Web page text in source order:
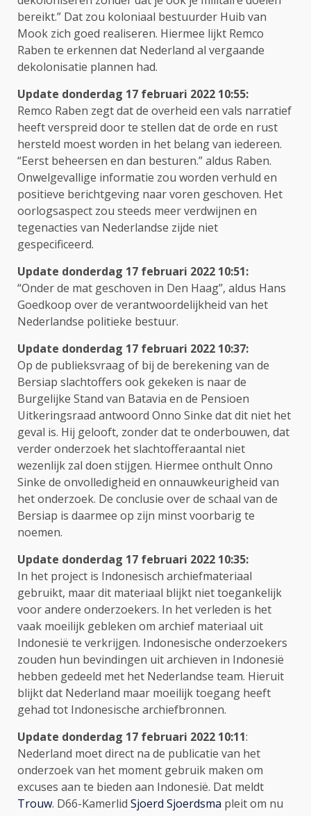
bereikt.” Dat zou koloniaal bestuurder Huib van
Mook zich goed realiseren. Hiermee lijkt Remco
Raben te erkennen dat Nederland al vergaande
dekolonisatie plannen had.
Update donderdag 17 februari 2022 10:55:
Remco Raben zegt dat de overheid een vals narratief
heeft verspreid door te stellen dat de orde en rust
hersteld moest worden in het belang van iedereen.
“Eerst beheersen en dan besturen.” aldus Raben.
Onwelgevallige informatie zou worden verhuld en
positieve berichtgeving naar voren geschoven. Het
oorlogsaspect zou steeds meer verdwijnen en
tegenacties van Nederlandse zijde niet
gespecificeerd.
Update donderdag 17 februari 2022 10:51:
“Onder de mat geschoven in Den Haag”, aldus Hans
Goedkoop over de verantwoordelijkheid van het
Nederlandse politieke bestuur.
Update donderdag 17 februari 2022 10:37:
Op de publieksvraag of bij de berekening van de
Bersiap slachtoffers ook gekeken is naar de
Burgelijke Stand van Batavia en de Pensioen
Uitkeringsraad antwoord Onno Sinke dat dit niet het
geval is. Hij gelooft, zonder dat te onderbouwen, dat
verder onderzoek het slachtofferaantal niet
wezenlijk zal doen stijgen. Hiermee onthult Onno
Sinke de onvolledigheid en onnauwkeurigheid van
het onderzoek. De conclusie over de schaal van de
Bersiap is daarmee op zijn minst voorbarig te
noemen.
Update donderdag 17 februari 2022 10:35:
In het project is Indonesisch archiefmateriaal
gebruikt, maar dit materiaal blijkt niet toegankelijk
voor andere onderzoekers. In het verleden is het
vaak moeilijk gebleken om archief materiaal uit
Indonesië te verkrijgen. Indonesische onderzoekers
zouden hun bevindingen uit archieven in Indonesië
hebben gedeeld met het Nederlandse team. Hieruit
blijkt dat Nederland maar moeilijk toegang heeft
gehad tot Indonesische archiefbronnen.
Update donderdag 17 februari 2022 10:11:
Nederland moet direct na de publicatie van het
onderzoek van het moment gebruik maken om
excuses aan te bieden aan Indonesië. Dat meldt
Trouw. D66-Kamerlid Sjoerd Sjoerdsma pleit om nu